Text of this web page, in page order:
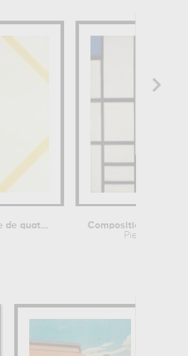
Composition en losange de quatre...
Piet Mondrian